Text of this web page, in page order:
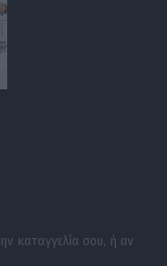
καταγγελία σου, ή αν